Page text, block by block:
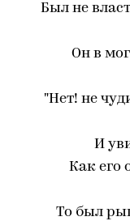
Был не
Он в
"Нет! не
И
Как его
То был